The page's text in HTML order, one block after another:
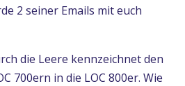
2 seiner Emails mit euch
die Leere kennzeichnet den
700ern in die LOC 800er. Wie